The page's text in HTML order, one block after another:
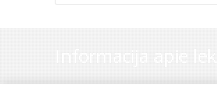
Informacija apie